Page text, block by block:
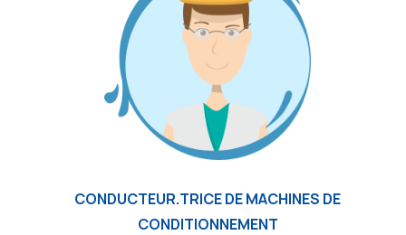
CONDUCTEUR.TRICE DE MACHINES DE
CONDITIONNEMENT